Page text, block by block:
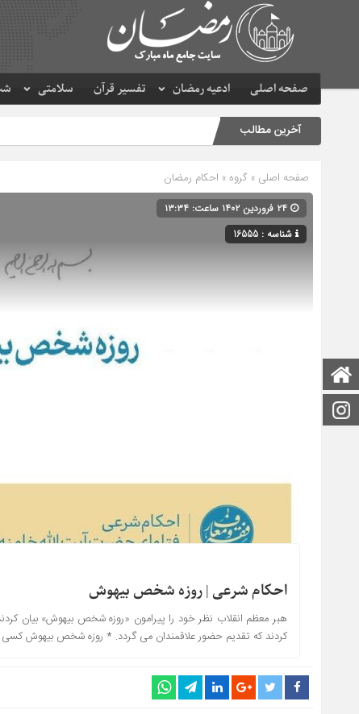
صفحه اصلی ادعیه رمضان تفسیر قرآن سلامتی
آخرین مطالب
صفحه اصلی » گروه » احکام رمضان
شناسه : 16555
احکام شرعی | روزه شخص بیهوش
هبر معظم انقلاب نظر خود را پیرامون «روزه شخص بیهوش» بیان
کردند که تقدیم حضور علاقمندان می گردد. * روزه شخص بیهوش کسی